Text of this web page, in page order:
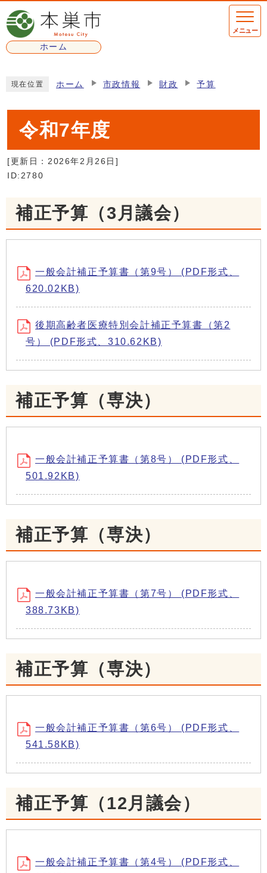
ページの先頭です
ホーム
メニュー
現在位置 ホーム 市政情報 財政 予算
令和7年度
[更新日： 2026年2月26日 ]
ID:2780
補正予算（3月議会）
一般会計補正予算書（第9号） (PDF形式、
620.02KB)
後期高齢者医療特別会計補正予算書（第2
号） (PDF形式、310.62KB)
補正予算（専決）
一般会計補正予算書（第8号） (PDF形式、
501.92KB)
補正予算（専決）
一般会計補正予算書（第7号） (PDF形式、
388.73KB)
補正予算（専決）
一般会計補正予算書（第6号） (PDF形式、
541.58KB)
補正予算（12月議会）
一般会計補正予算書（第4号） (PDF形式、